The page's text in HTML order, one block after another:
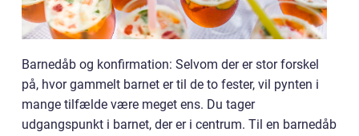
Barnedåb og konfirmation: Selvom der er stor forskel
på, hvor gammelt barnet er til de to fester, vil pynten i
mange tilfælde være meget ens. Du tager
udgangspunkt i barnet, der er i centrum. Til en barnedåb